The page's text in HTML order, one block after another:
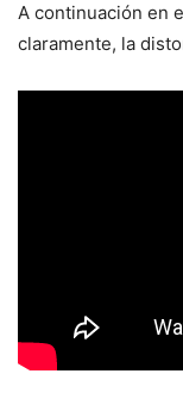
A continuación en
claramente, la